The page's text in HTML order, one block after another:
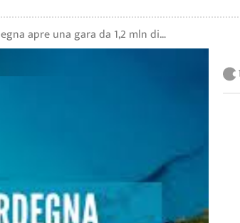
apre una gara da 1,2 mln di…